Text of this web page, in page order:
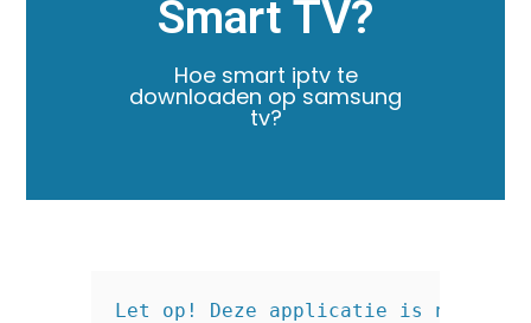
Smart TV?
Hoe smart iptv te
downloaden op samsung
tv?
Let op! Deze applicatie is niet